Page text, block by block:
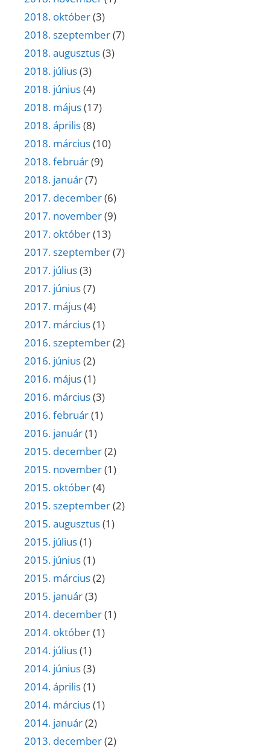
2018. október(3)
2018. szeptember(7)
2018. augusztus(3)
2018. július(3)
2018. június(4)
2018. május(17)
2018. április(8)
2018. március(10)
2018. február(9)
2018. január(7)
2017. december(6)
2017. november(9)
2017. október(13)
2017. szeptember(7)
2017. július(3)
2017. június(7)
2017. május(4)
2017. március(1)
2016. szeptember(2)
2016. június(2)
2016. május(1)
2016. március(3)
2016. február(1)
2016. január(1)
2015. december(2)
2015. november(1)
2015. október(4)
2015. szeptember(2)
2015. augusztus(1)
2015. július(1)
2015. június(1)
2015. március(2)
2015. január(3)
2014. december(1)
2014. október(1)
2014. július(1)
2014. június(3)
2014. április(1)
2014. március(1)
2014. január(2)
2013. december(2)